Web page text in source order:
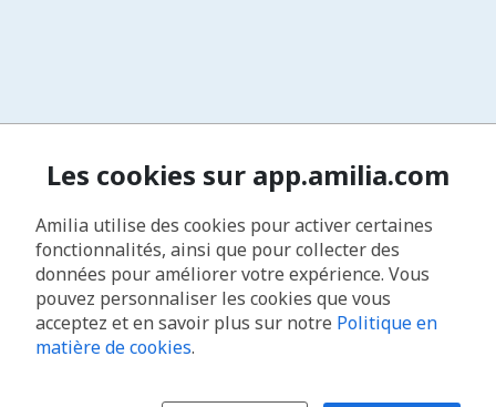
Les cookies sur app.amilia.com
Amilia utilise des cookies pour activer certaines
fonctionnalités, ainsi que pour collecter des
données pour améliorer votre expérience. Vous
pouvez personnaliser les cookies que vous
acceptez et en savoir plus sur notre Politique en
matière de cookies.